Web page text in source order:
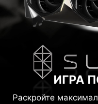
ИГРА
Раскройте